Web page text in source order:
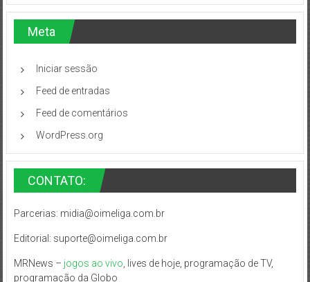
Meta
Iniciar sessão
Feed de entradas
Feed de comentários
WordPress.org
CONTATO:
Parcerias: midia@oimeliga.com.br
Editorial: suporte@oimeliga.com.br
MRNews – jogos ao vivo , lives de hoje, programação de TV,
programação da Globo